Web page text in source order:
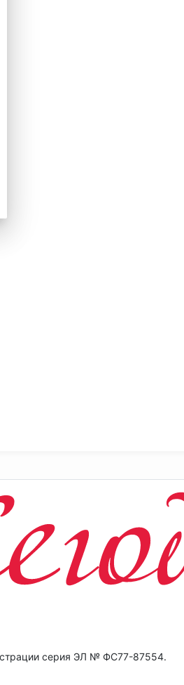
серия ЭЛ № ФС77-87554.